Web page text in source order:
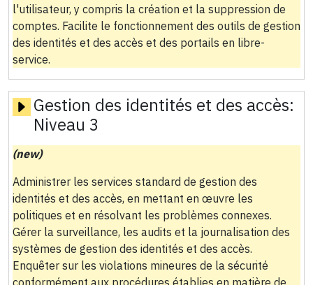
l'utilisateur, y compris la création et la suppression de
comptes. Facilite le fonctionnement des outils de gestion
des identités et des accès et des portails en libre-
service.
Gestion des identités et des accès:
Niveau 3
(new)
Administrer les services standard de gestion des
identités et des accès, en mettant en œuvre les
politiques et en résolvant les problèmes connexes.
Gérer la surveillance, les audits et la journalisation des
systèmes de gestion des identités et des accès.
Enquêter sur les violations mineures de la sécurité
conformément aux procédures établies en matière de